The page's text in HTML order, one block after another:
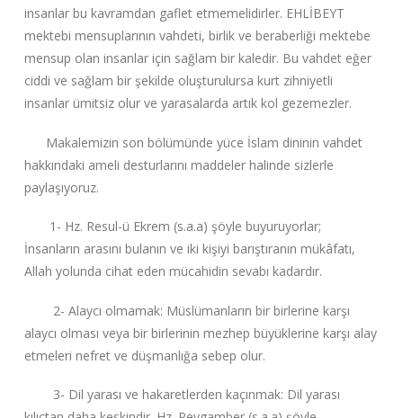
insanlar bu kavramdan gaflet etmemelidirler. EHLİBEYT
mektebi mensuplarının vahdeti, birlik ve beraberliği mektebe
mensup olan insanlar için sağlam bir kaledir. Bu vahdet eğer
ciddi ve sağlam bir şekilde oluşturulursa kurt zihniyetli
insanlar ümitsiz olur ve yarasalarda artık kol gezemezler.
Makalemizin son bölümünde yüce İslam dininin vahdet
hakkındaki ameli desturlarını maddeler halinde sizlerle
paylaşıyoruz.
1- Hz. Resul-ü Ekrem (s.a.a) şöyle buyuruyorlar;
İnsanların arasını bulanın ve iki kişiyi barıştıranın mükâfatı,
Allah yolunda cihat eden mücahidin sevabı kadardır.
2- Alaycı olmamak: Müslümanların bir birlerine karşı
alaycı olması veya bir birlerinin mezhep büyüklerine karşı alay
etmeleri nefret ve düşmanlığa sebep olur.
3- Dil yarası ve hakaretlerden kaçınmak: Dil yarası